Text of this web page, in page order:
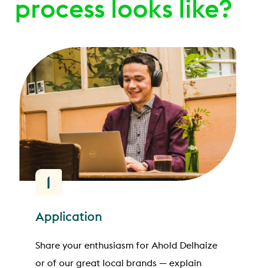
process looks like?
1
Application
Share your enthusiasm for Ahold Delhaize
or of our great local brands — explain